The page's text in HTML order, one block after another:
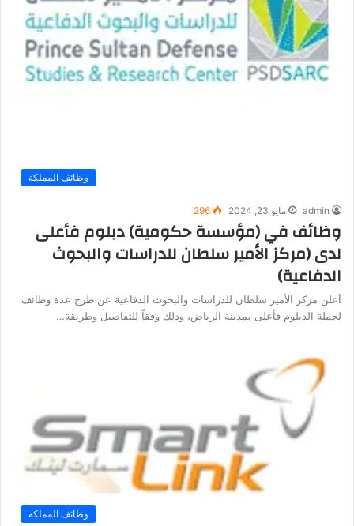
وظائف المملكة
admin مايو 23, 2024 296
وظائف في (مؤسسة حكومية) دبلوم فأعلى
لدى (مركز الأمير سلطان للدراسات والبحوث
الدفاعية)
أعلن مركز الأمير سلطان للدراسات والبحوث الدفاعية عن طرح عدة وظائف
لحملة الدبلوم فأعلى بمدينة الرياض، وذلك وفقاً للتفاصيل وطريقة…
وظائف المملكة